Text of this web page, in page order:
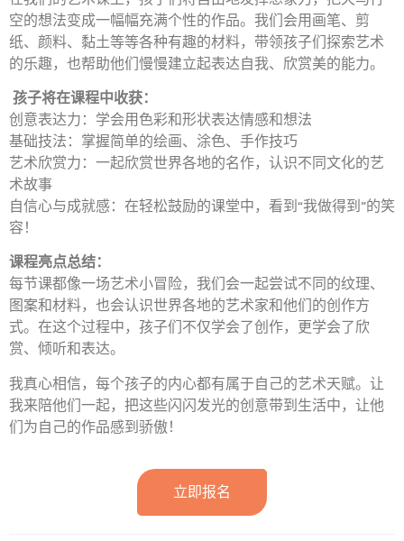
空的想法变成一幅幅充满个性的作品。我们会用画笔、剪
纸、颜料、黏土等等各种有趣的材料，带领孩子们探索艺术
的乐趣，也帮助他们慢慢建立起表达自我、欣赏美的能力。
孩子将在课程中收获：
创意表达力：学会用色彩和形状表达情感和想法
基础技法：掌握简单的绘画、涂色、手作技巧
艺术欣赏力：一起欣赏世界各地的名作，认识不同文化的艺
术故事
自信心与成就感：在轻松鼓励的课堂中，看到“我做得到”的笑
容！
课程亮点总结：
每节课都像一场艺术小冒险，我们会一起尝试不同的纹理、
图案和材料，也会认识世界各地的艺术家和他们的创作方
式。在这个过程中，孩子们不仅学会了创作，更学会了欣
赏、倾听和表达。
我真心相信，每个孩子的内心都有属于自己的艺术天赋。让
我来陪他们一起，把这些闪闪发光的创意带到生活中，让他
们为自己的作品感到骄傲！
立即报名